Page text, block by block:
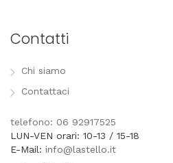
Contatti
Chi siamo
Contattaci
telefono: 06 92917525
LUN-VEN orari: 10-13 / 15-18
E-Mail: info@lastello.it